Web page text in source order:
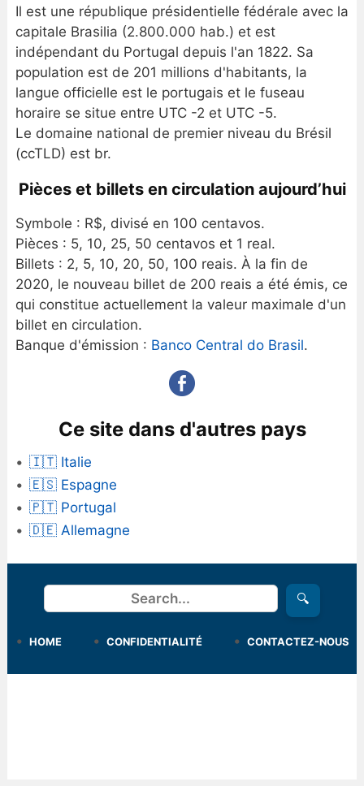
Il est une république présidentielle fédérale avec la
capitale Brasilia (2.800.000 hab.) et est
indépendant du Portugal depuis l'an 1822. Sa
population est de 201 millions d'habitants, la
langue officielle est le portugais et le fuseau
horaire se situe entre UTC -2 et UTC -5.
Le domaine national de premier niveau du Brésil
(ccTLD) est br.
Pièces et billets en circulation aujourd’hui
Symbole : R$, divisé en 100 centavos.
Pièces : 5, 10, 25, 50 centavos et 1 real.
Billets : 2, 5, 10, 20, 50, 100 reais. À la fin de
2020, le nouveau billet de 200 reais a été émis, ce
qui constitue actuellement la valeur maximale d'un
billet en circulation.
Banque d'émission : Banco Central do Brasil.
Ce site dans d'autres pays
🇮🇹 Italie
🇪🇸 Espagne
🇵🇹 Portugal
🇩🇪 Allemagne
Rechercher 🔍
HOME CONFIDENTIALITÉ CONTACTEZ-NOUS